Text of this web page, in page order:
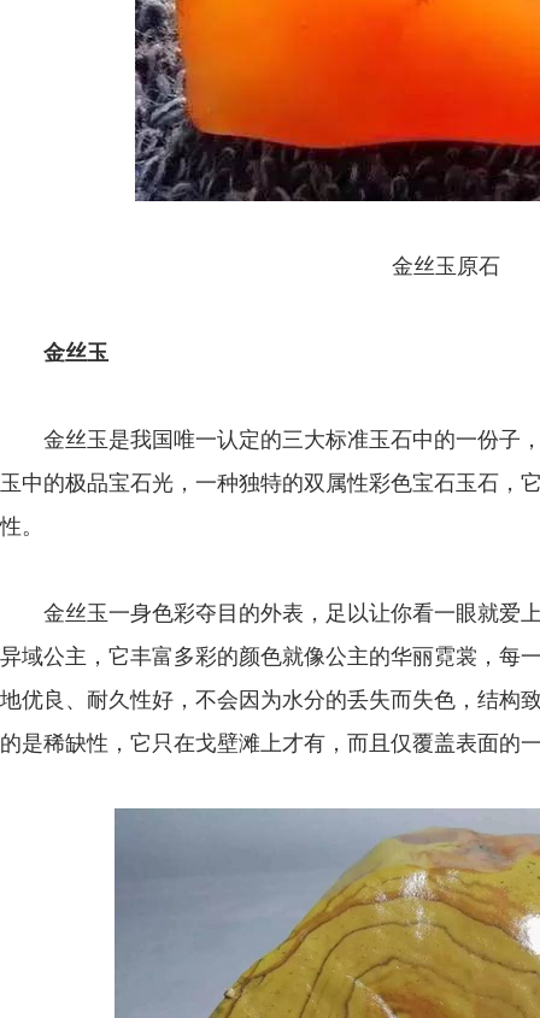
金丝玉原石
金丝玉
金丝玉是我国唯一认定的三大标准玉石中的一份子
玉中的极品宝石光，一种独特的双属性彩色宝石玉石，
性。
金丝玉一身色彩夺目的外表，足以让你看一眼就爱
异域公主，它丰富多彩的颜色就像公主的华丽霓裳，每
地优良、耐久性好，不会因为水分的丢失而失色，结构
的是稀缺性，它只在戈壁滩上才有，而且仅覆盖表面的